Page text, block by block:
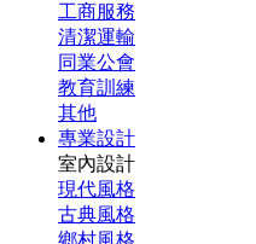
工商服務
清潔運輸
同業公會
教育訓練
其他
專業設計
室內設計
現代風格
古典風格
鄉村風格